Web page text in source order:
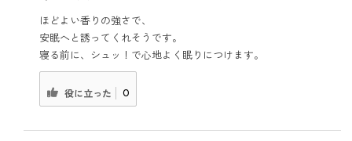
ほどよい香りの強さで、
安眠へと誘ってくれそうです。
寝る前に、シュッ！で心地よく眠りにつけます。
役に立った 0